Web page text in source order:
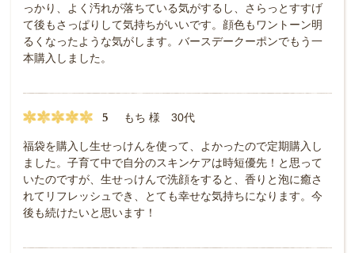
っかり、よく汚れが落ちている気がするし、さらっとすすげ
て後もさっぱりして気持ちがいいです。顔色もワントーン明
るくなったような気がします。バースデークーポンでもう一
本購入しました。
5 もち 様 30代
福袋を購入し生せっけんを使って、よかったので定期購入し
ました。子育て中で自分のスキンケアは時短優先！と思って
いたのですが、生せっけんで洗顔をすると、香りと泡に癒さ
れてリフレッシュでき、とても幸せな気持ちになります。今
後も続けたいと思います！